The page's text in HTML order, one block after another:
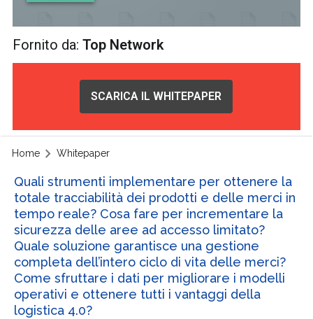
Fornito da:Top Network
SCARICA IL WHITEPAPER
Home Whitepaper
Quali strumenti implementare per ottenere la
totale tracciabilità dei prodotti e delle merci in
tempo reale? Cosa fare per incrementare la
sicurezza delle aree ad accesso limitato?
Quale soluzione garantisce una gestione
completa dell’intero ciclo di vita delle merci?
Come sfruttare i dati per migliorare i modelli
operativi e ottenere tutti i vantaggi della
logistica 4.0?